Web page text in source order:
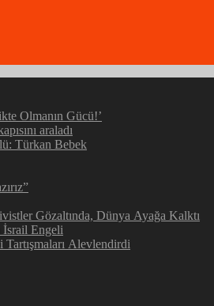
Olmanın Gücü!’
araladı
Türkan Bebek
Gözaltında, Dünya Ayağa Kalktı
İsrail Engeli
Alevlendirdi